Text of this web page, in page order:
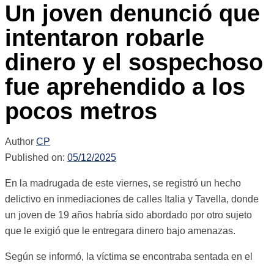
Un joven denunció que
intentaron robarle
dinero y el sospechoso
fue aprehendido a los
pocos metros
Author CP
Published on: 05/12/2025
En la madrugada de este viernes, se registró un hecho
delictivo en inmediaciones de calles Italia y Tavella, donde
un joven de 19 años habría sido abordado por otro sujeto
que le exigió que le entregara dinero bajo amenazas.
Según se informó, la víctima se encontraba sentada en el